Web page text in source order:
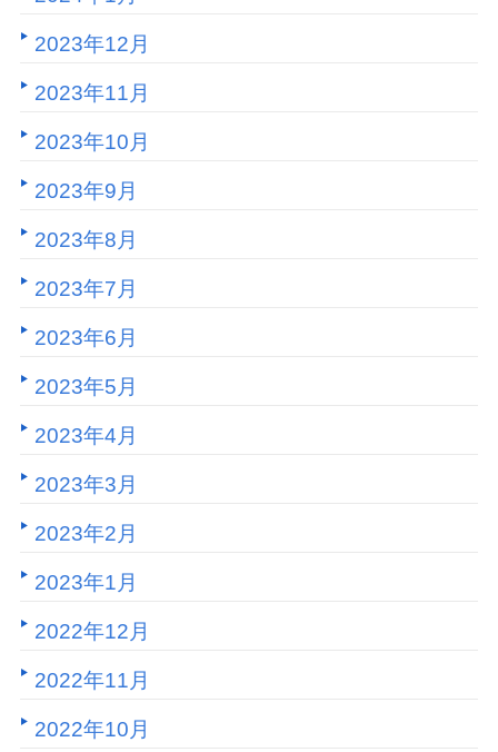
2023年12月
2023年11月
2023年10月
2023年9月
2023年8月
2023年7月
2023年6月
2023年5月
2023年4月
2023年3月
2023年2月
2023年1月
2022年12月
2022年11月
2022年10月